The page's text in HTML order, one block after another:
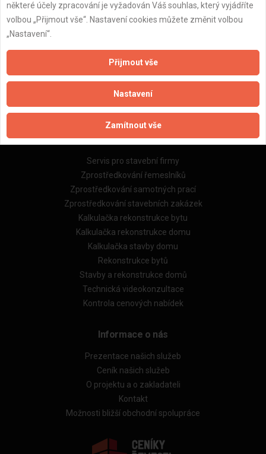
Naše firmy a řemeslníci
Zásady pro používání souborů cookie
Obchodní podmínky (zprostředkování)
Obchodní podmínky (rozpočtování)
Reference
Naše excelové tabulky online
Naše služby
Servis pro stavební firmy
Zprostředkování řemeslníků
Zprostředkování samotných prací
Zprostředkování stavebních zakázek
Kalkulačka rekonstrukce bytu
Kalkulačka rekonstrukce domu
Kalkulačka stavby domu
Rekonstrukce bytů
Stavby a rekonstrukce domů
Technická videokonzultace
Kontrola cenových nabídek
Informace o nás
Prezentace našich služeb
Ceník našich služeb
O projektu a o zakladateli
Kontakt
Možnosti bližší obchodní spolupráce
některé účely zpracování je vyžadován Váš souhlas, který vyjádříte
volbou „Přijmout vše“. Nastavení cookies můžete změnit volbou
„Nastavení“.
Přijmout vše
Nastavení
Zamítnout vše